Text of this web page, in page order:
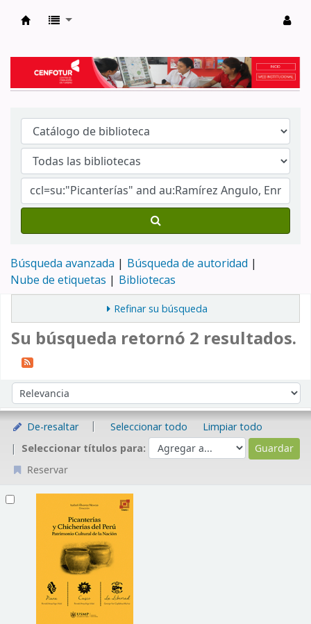
Búsqueda avanzada
Búsqueda de autoridad
Nube de etiquetas
Bibliotecas
Refinar su búsqueda
Su búsqueda retornó 2 resultados.
Ordenar por:
De-resaltar Seleccionar todo
Limpiar todo
Seleccionar títulos para:
Reservar